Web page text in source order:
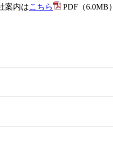
案内はこちら PDF（6.0MB）